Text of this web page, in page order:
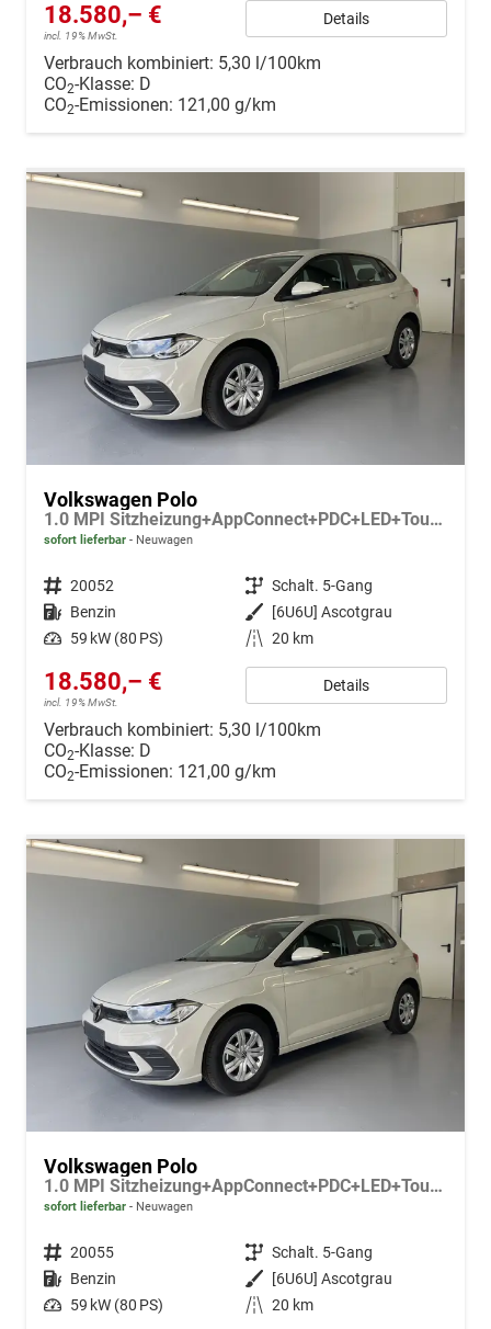
18.580,– €
incl. 19% MwSt.
Details
Verbrauch kombiniert: 5,30 l/100km
CO2-Klasse: D
CO2-Emissionen: 121,00 g/km
Volkswagen Polo
1.0 MPI Sitzheizung+AppConnect+PDC+LED+Touch+Lichtsensor+MultiLenkrad
sofort lieferbar Neuwagen
Fahrzeugnr. 20052 Getriebe Schalt. 5-Gang
Kraftstoff Benzin Außenfarbe
[6U6U] Ascotgrau
Leistung 59 kW (80 PS) Kilometerstand 20 km
18.580,– €
incl. 19% MwSt.
Details
Verbrauch kombiniert: 5,30 l/100km
CO2-Klasse: D
CO2-Emissionen: 121,00 g/km
Volkswagen Polo
1.0 MPI Sitzheizung+AppConnect+PDC+LED+Touch+Lichtsensor+MultiLenkrad
sofort lieferbar Neuwagen
Fahrzeugnr. 20055 Getriebe Schalt. 5-Gang
Kraftstoff Benzin Außenfarbe
[6U6U] Ascotgrau
Leistung 59 kW (80 PS) Kilometerstand 20 km